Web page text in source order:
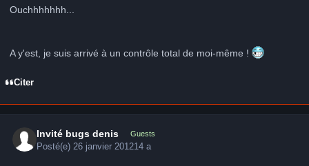
Ouchhhhhhh...
A y'est, je suis arrivé à un contrôle total de moi-même !
Citer
Invité bugs denis Guests
Posté(e)26 janvier 201214 a